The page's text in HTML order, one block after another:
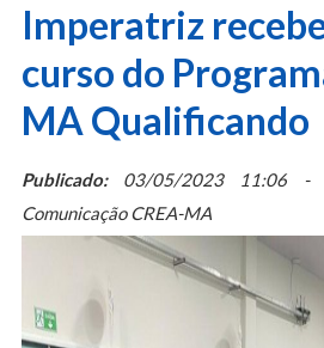
Imperatriz
curso do
MA Qualificando
Publicado:03/05/2023 11:06 -
Comunicação CREA-MA